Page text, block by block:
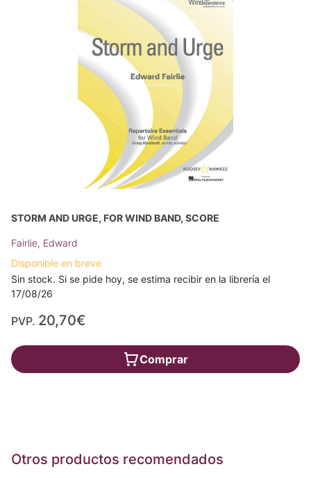
STORM AND URGE, FOR WIND BAND, SCORE
Fairlie, Edward
Disponible en breve
Sin stock. Si se pide hoy, se estima recibir en la librería el
17/08/26
PVP. 20,70€
Comprar
Otros productos recomendados